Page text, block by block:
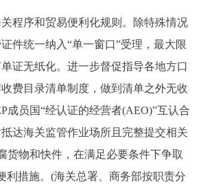
序和贸易便利化规则。除特殊情况
件统一纳入“单一窗口”受理，最大限
证无纸化。进一步督促指导各地方口
费目录清单制度，做到清单之外无收
成员国“经认证的经营者(AEO)”互认合
达海关监管作业场所且完整提交相关
货物和快件，在满足必要条件下争取
利措施。(海关总署、商务部按职责分